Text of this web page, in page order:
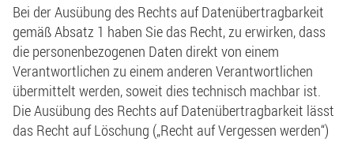
Bei der Ausübung des Rechts auf Datenübertragbarkeit
gemäß Absatz 1 haben Sie das Recht, zu erwirken, dass
die personenbezogenen Daten direkt von einem
Verantwortlichen zu einem anderen Verantwortlichen
übermittelt werden, soweit dies technisch machbar ist.
Die Ausübung des Rechts auf Datenübertragbarkeit lässt
das Recht auf Löschung („Recht auf Vergessen werden“)